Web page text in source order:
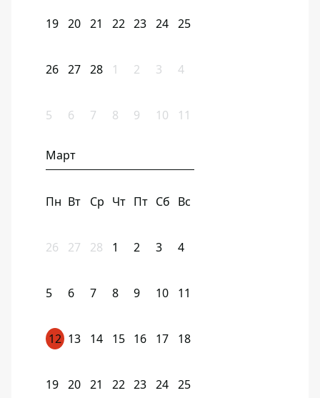
19 20 21 22 23 24 25
26 27 28 1 2 3 4
5 6 7 8 9 10 11
Март
Пн Вт Ср Чт Пт Сб Вс
26 27 28 1 2 3 4
5 6 7 8 9 10 11
12 13 14 15 16 17 18
19 20 21 22 23 24 25